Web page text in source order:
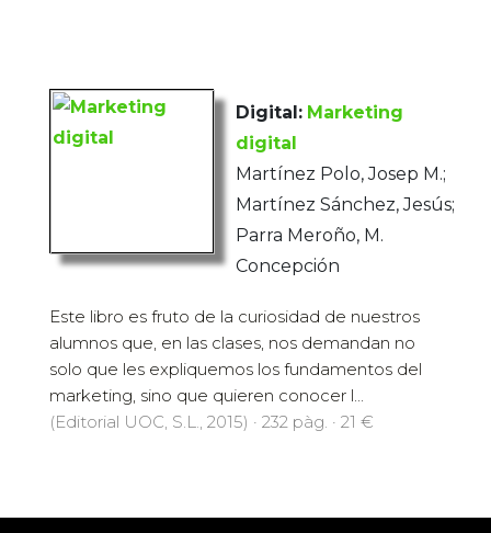
Digital: Marketing
digital
Martínez Polo, Josep M.;
Martínez Sánchez, Jesús;
Parra Meroño, M.
Concepción
Este libro es fruto de la curiosidad de nuestros
alumnos que, en las clases, nos demandan no
solo que les expliquemos los fundamentos del
marketing, sino que quieren conocer l...
(Editorial UOC, S.L., 2015) · 232 pàg. · 21 €